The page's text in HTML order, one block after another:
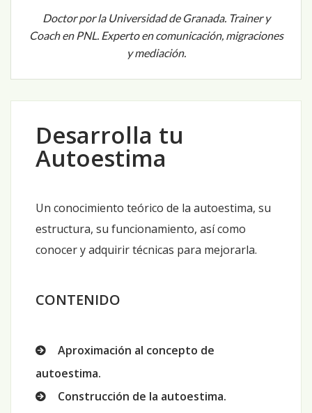
Doctor por la Universidad de Granada. Trainer y
Coach en PNL. Experto en comunicación, migraciones
y mediación.
Desarrolla tu
Autoestima
Un conocimiento teórico de la autoestima, su
estructura, su funcionamiento, así como
conocer y adquirir técnicas para mejorarla.
CONTENIDO
Aproximación al concepto de
autoestima.
Construcción de la autoestima.